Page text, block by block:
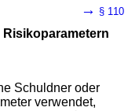
Ansatz
→ § 110
Schuldner oder
verwendet,